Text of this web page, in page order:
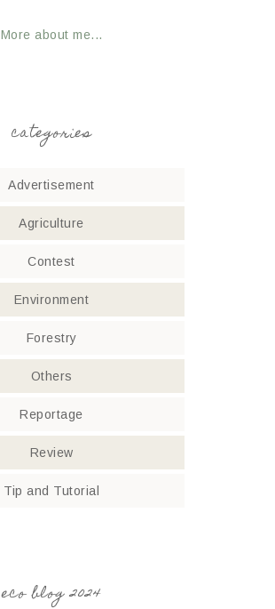
More about me...
categories
Advertisement
Agriculture
Contest
Environment
Forestry
Others
Reportage
Review
Tip and Tutorial
eco blog 2024